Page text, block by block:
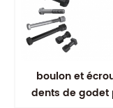
boulon et
dents de godet